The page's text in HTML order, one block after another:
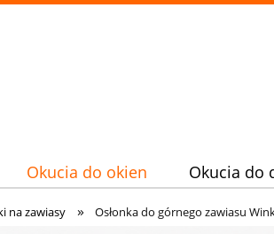
Okucia do okien Okucia do
na zawiasy » Osłonka do górnego zawiasu